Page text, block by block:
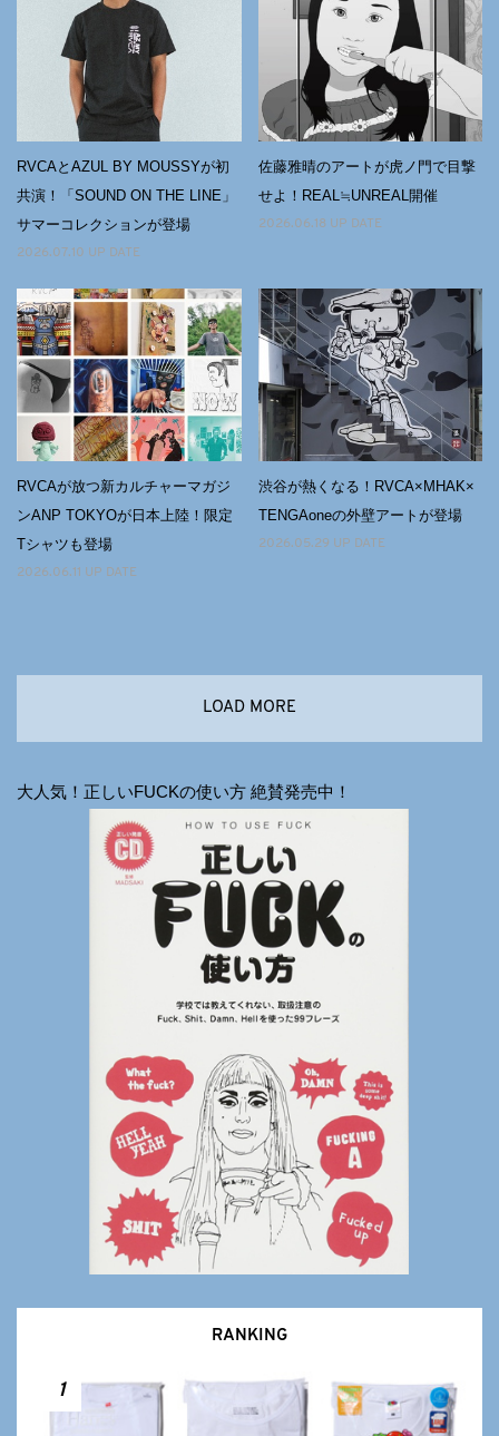
RVCAとAZUL BY MOUSSYが初
共演！「SOUND ON THE LINE」
サマーコレクションが登場
2026.07.10 UP DATE
佐藤雅晴のアートが虎ノ門で目撃
せよ！REAL≒UNREAL開催
2026.06.18 UP DATE
RVCAが放つ新カルチャーマガジ
ンANP TOKYOが日本上陸！限定
Tシャツも登場
2026.06.11 UP DATE
渋谷が熱くなる！RVCA×MHAK×
TENGAoneの外壁アートが登場
2026.05.29 UP DATE
LOAD MORE
大人気！正しいFUCKの使い方 絶賛発売中！
RANKING
1